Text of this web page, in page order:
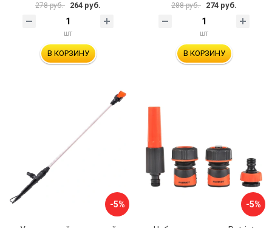
278 руб. 264 руб.
шт
В КОРЗИНУ
288 руб. 274 руб.
шт
В КОРЗИНУ
-5% -5%